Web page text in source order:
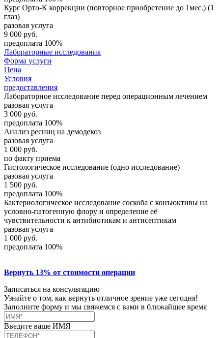
Курс Орто-К коррекции (повторное приобретение до 1мес.) (1
глаз)
разовая услуга
9 000 руб.
предоплата 100%
Лабораторные исследования
Форма услуги
Цена
Условия
предоставления
Лабораторное исследование перед операционным лечением
разовая услуга
3 000 руб.
предоплата 100%
Анализ ресниц на демодекоз
разовая услуга
1 000 руб.
по факту приема
Гистологическое исследование (одно исследование)
разовая услуга
1 500 руб.
предоплата 100%
Бактериологическое исследование соскоба с конъюктивы на
условно-патогенную флору и определение её
чувствительности к антибиотикам и антисептикам
разовая услуга
1 000 руб.
предоплата 100%
Вернуть 13% от стоимости операции
Записаться на консультацию
Узнайте о том, как вернуть отличное зрение уже сегодня!
Заполните форму и мы свяжемся с вами в ближайшее время
Введите ваше ИМЯ